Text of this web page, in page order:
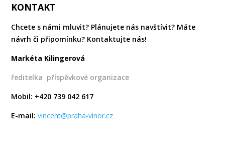
KONTAKT
Chcete s námi mluvit? Plánujete nás navštívit? Máte
návrh či připomínku? Kontaktujte nás!
Markéta Kilingerová
ředitelka příspěvkové organizace
Mobil: +420 739 042 617
E-mail:vincent@praha-vinor.cz